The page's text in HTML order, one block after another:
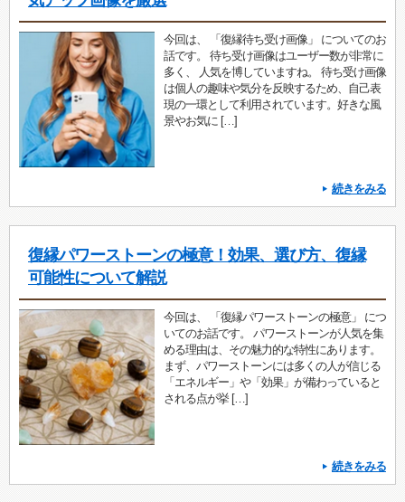
今回は、 「復縁待ち受け画像」 についてのお
話です。 待ち受け画像はユーザー数が非常に
多く、 人気を博していますね。 待ち受け画像
は個人の趣味や気分を反映するため、自己表
現の一環として利用されています。好きな風
景やお気に […]
続きをみる
復縁パワーストーンの極意！効果、選び方、復縁
可能性について解説
今回は、 「復縁パワーストーンの極意」 につ
いてのお話です。 パワーストーンが人気を集
める理由は、その魅力的な特性にあります。
まず、パワーストーンには多くの人が信じる
「エネルギー」や「効果」が備わっていると
される点が挙 […]
続きをみる